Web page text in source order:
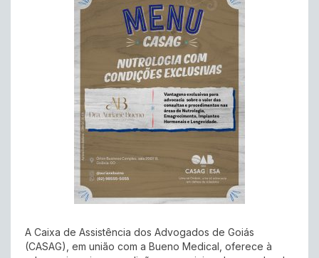
A Caixa de Assistência dos Advogados de Goiás
(CASAG), em união com a Bueno Medical, oferece à